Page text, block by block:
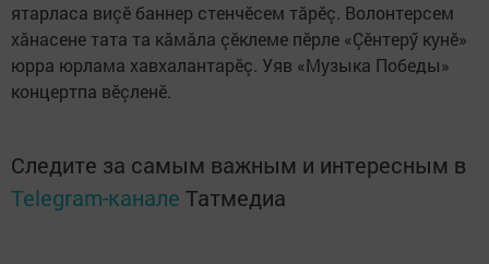
ятарласа виçӗ баннер стенчӗсем тăрӗç. Волонтерсем
хăнасене тата та кăмăла çӗклеме пӗрле «Çӗнтерӳ кунӗ»
юрра юрлама хавхалантарӗç. Уяв «Музыка Победы»
концертпа вӗçленӗ.
Следите за самым важным и интересным в
Telegram-канале Татмедиа